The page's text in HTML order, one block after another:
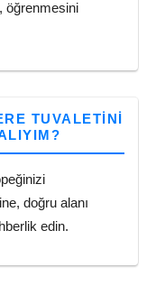
öğrenmesini
TUVALETINI
doğru alanı
edin.